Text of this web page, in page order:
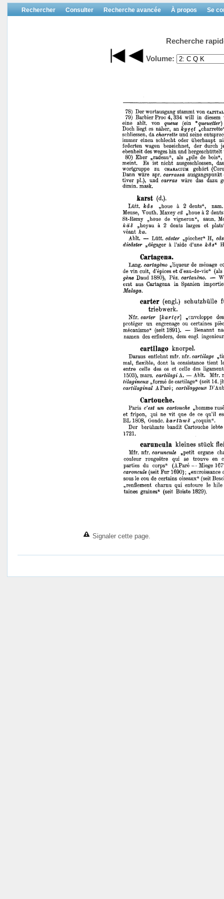
Rechercher Consulter Recherche avancée À propos Se
Recherche
Volume:
Signaler cette page.